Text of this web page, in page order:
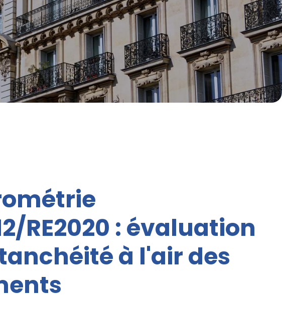
RE2020 : évaluation
à l'air des